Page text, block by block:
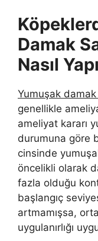
Damak
Nasıl
Yumuşak
genellikle
ameliyat kararı
durumuna göre
cinsinde
öncelikli olarak
fazla olduğu
başlangıç
artmamışsa,
uygulanırlığı